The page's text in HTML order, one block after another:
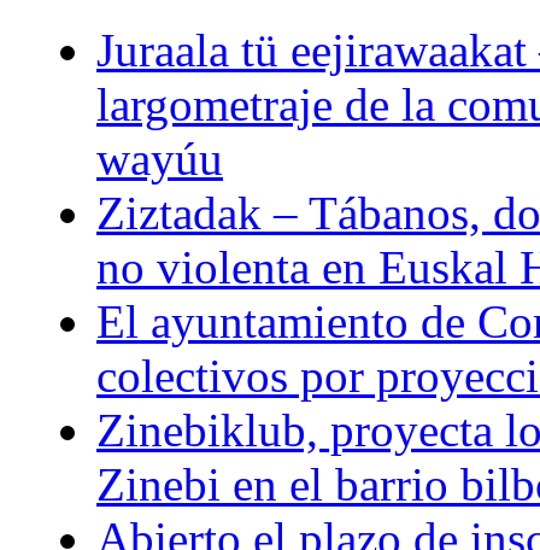
Juraala tü
largometraje de la
wayúu
Ziztadak – Tábanos,
no violenta en Euskal
El ayuntamiento de
colectivos por
Zinebiklub, proyecta
Zinebi en el barrio
Abierto el plazo de